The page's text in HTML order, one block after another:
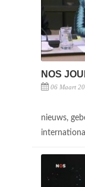
NOS
06 Maart
nieuws,